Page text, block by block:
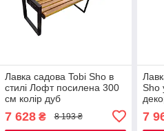
Лавка садова Tobi Sho в
стилі Лофт посилена 300
см колір дуб
7 628₴ 8 193 ₴
Sho
7